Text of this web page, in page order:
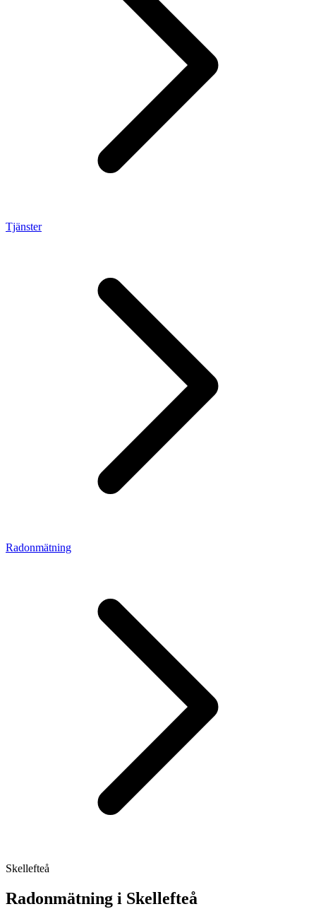
Tjänster
Radonmätning
Skellefteå
Radonmätning i Skellefteå